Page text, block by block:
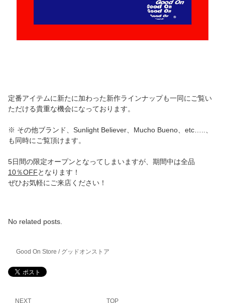
定番アイテムに新たに加わった新作ラインナップも一同にご覧い
ただける貴重な機会になっております。
※ その他ブランド、Sunlight Believer、Mucho Bueno、etc…..、
も同時にご覧頂けます。
5日間の限定オープンとなってしまいますが、期間中は全品
10％OFFとなります！
ぜひお気軽にご来店ください！
No related posts.
Good On Store / グッドオンストア
NEXT TOP